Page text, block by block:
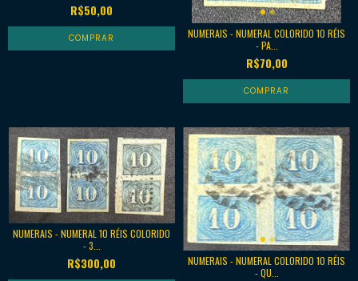
R$50,00
NUMERAIS - NUMERAL COLORIDO 10 RÉIS
- PA...
R$70,00
NUMERAIS - NUMERAL 10 RÉIS COLORIDO
- 3...
R$300,00
NUMERAIS - NUMERAL COLORIDO 10 RÉIS
- QU...